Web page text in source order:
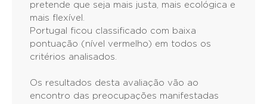
pretende que seja mais justa, mais ecológica e
mais flexível.
Portugal ficou classificado com baixa
pontuação (nível vermelho) em todos os
critérios analisados.
Os resultados desta avaliação vão ao
encontro das preocupações manifestadas